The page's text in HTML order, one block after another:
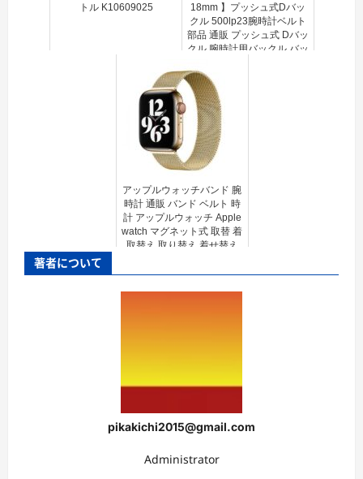
トル K10609025
18mm 】プッシュ式Dバッ
クル 500lp23腕時計ベルト
部品 通販 プッシュ式 Dバッ
クル 腕時計用バックル バッ
時計バックル 腕時計 金...
アップルウォッチバンド 腕
時計 通販 バンド ベルト 時
計 アップルウォッチ Apple
watch マグネット式 取替 着
取替え 取り替え 着せ替え
ム アップル ウォッ...
著者について
pikakichi2015@gmail.com
Administrator